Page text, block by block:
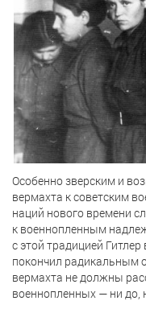
Особенно зверским и
вермахта к советским
наций нового времени
к военнопленным
с этой традицией
покончил радикальным
вермахта не должны
военнопленных — ни до,